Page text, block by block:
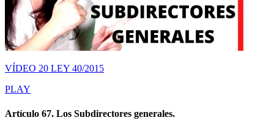
VÍDEO 20 LEY 40/2015
PLAY
Artículo 67. Los Subdirectores generales.